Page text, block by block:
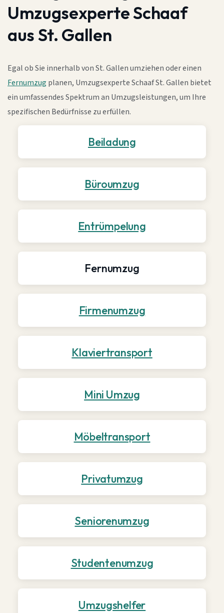
Umzugsexperte Schaaf
aus St. Gallen
Egal ob Sie innerhalb von St. Gallen umziehen oder einen
Fernumzug planen, Umzugsexperte Schaaf St. Gallen bietet
ein umfassendes Spektrum an Umzugsleistungen, um Ihre
spezifischen Bedürfnisse zu erfüllen.
Beiladung
Büroumzug
Entrümpelung
Fernumzug
Firmenumzug
Klaviertransport
Mini Umzug
Möbeltransport
Privatumzug
Seniorenumzug
Studentenumzug
Umzugshelfer